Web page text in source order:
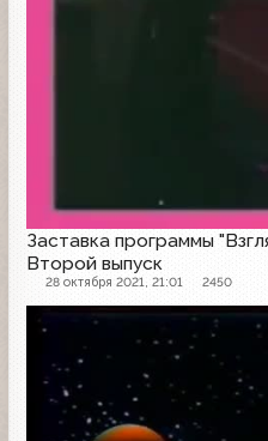
Заставка программы
Второй выпуск
28 октября 2021, 21:01 2450